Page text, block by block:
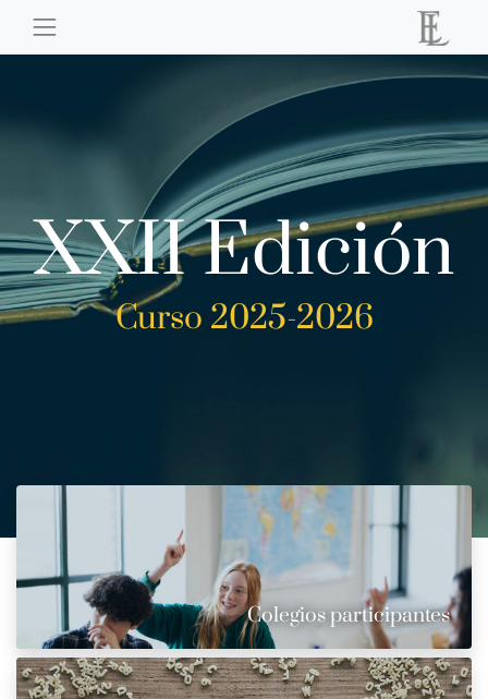
XXII Edición
Curso 2025-2026
Colegios participantes